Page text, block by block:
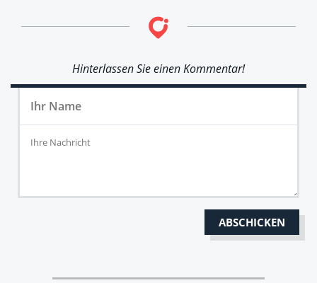
Hinterlassen Sie einen Kommentar!